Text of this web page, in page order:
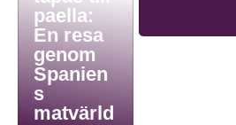
paella:
En resa
genom
Spanien
s
matvärld